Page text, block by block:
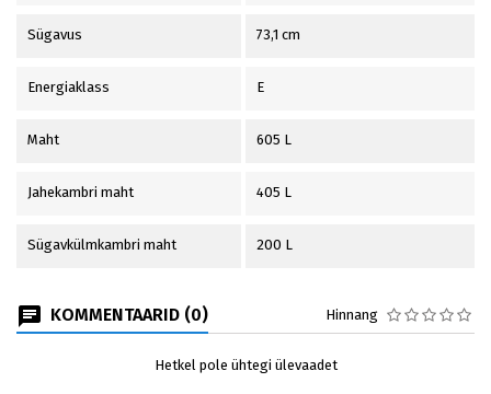
Sügavus 73,1 cm
Energiaklass E
Maht 605 L
Jahekambri maht 405 L
Sügavkülmkambri maht 200 L
KOMMENTAARID (0) Hinnang
Hetkel pole ühtegi ülevaadet